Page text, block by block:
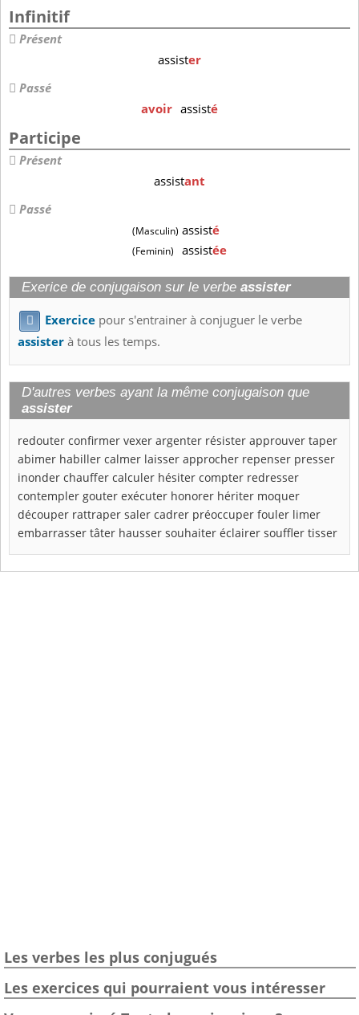
Infinitif
Présent
assister
Passé
avoir assisté
Participe
Présent
assistant
Passé
(Masculin) assisté
(Feminin) assistée
Exerice de conjugaison sur le verbe assister
 Exercice pour s'entrainer à conjuguer le verbe
assisterà tous les temps.
D'autres verbes ayant la même conjugaison que
assister
redouter confirmer vexer argenter résister approuver taper
abimer habiller calmer laisser approcher repenser presser
inonder chauffer calculer hésiter compter redresser
contempler gouter exécuter honorer hériter moquer
découper rattraper saler cadrer préoccuper fouler limer
embarrasser tâter hausser souhaiter éclairer souffler tisser
Les verbes les plus conjugués
Les exercices qui pourraient vous intéresser